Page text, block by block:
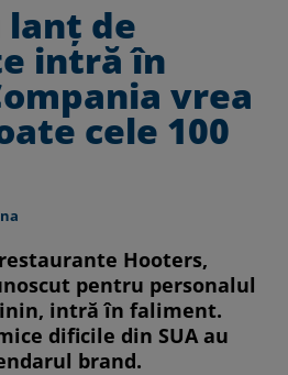
lanț de
intră în
vrea
cele 100
Hooters,
pentru personalul
intră în faliment.
dificile din SUA au
brand.